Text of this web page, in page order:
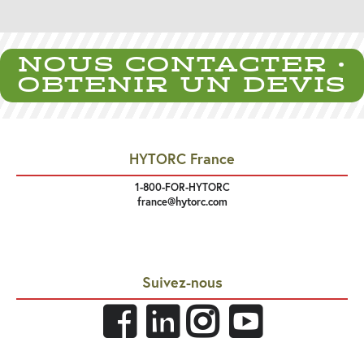
NOUS CONTACTER •
OBTENIR UN DEVIS
HYTORC France
1-800-FOR-HYTORC
france@hytorc.com
Suivez-nous